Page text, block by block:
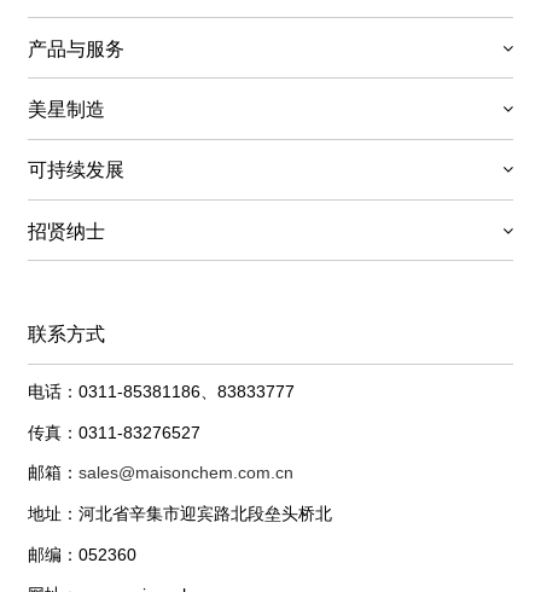
产品与服务
美星制造
可持续发展
招贤纳士
联系方式
电话：0311-85381186、83833777
传真：0311-83276527
邮箱：sales@maisonchem.com.cn
地址：河北省辛集市迎宾路北段垒头桥北
邮编：052360